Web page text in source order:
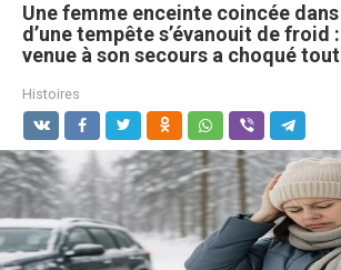
Une femme enceinte coincée
d’une tempête s’évanouit de froid
venue à son secours a choqué
Histoires